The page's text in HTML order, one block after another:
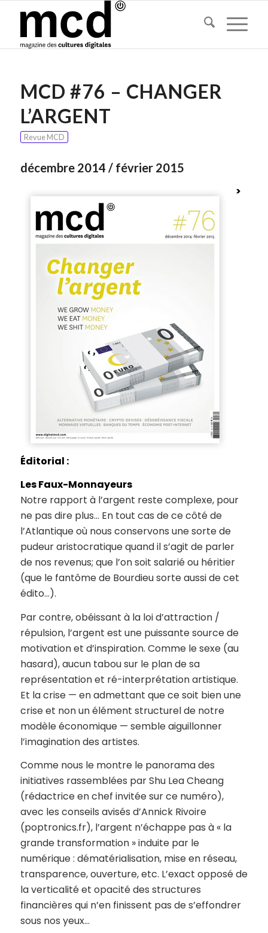
MCD #76 – CHANGER
L’ARGENT
Revue MCD
décembre 2014 / février 2015
>
Éditorial :
Les Faux-Monnayeurs
Notre rapport à l’argent reste complexe, pour
ne pas dire plus… En tout cas de ce côté de
l’Atlantique où nous conservons une sorte de
pudeur aristocratique quand il s’agit de parler
de nos revenus; que l’on soit salarié ou héritier
(que le fantôme de Bourdieu sorte aussi de cet
édito…).
Par contre, obéissant à la loi d’attraction /
répulsion, l’argent est une puissante source de
motivation et d’inspiration. Comme le sexe (au
hasard), aucun tabou sur le plan de sa
représentation et ré-interprétation artistique.
Et la crise — en admettant que ce soit bien une
crise et non un élément structurel de notre
modèle économique — semble aiguillonner
l’imagination des artistes.
Comme nous le montre le panorama des
initiatives rassemblées par Shu Lea Cheang
(rédactrice en chef invitée sur ce numéro),
avec les conseils avisés d’Annick Rivoire
(poptronics.fr), l’argent n’échappe pas à « la
grande transformation » induite par le
numérique : dématérialisation, mise en réseau,
transparence, ouverture, etc. L’exact opposé de
la verticalité et opacité des structures
financières qui n’en finissent pas de s’effondrer
sous nos yeux…